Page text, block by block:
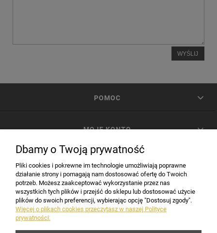
WYŚLIJ
POMOC
MOJE KONTO
INFORMACJE
Dbamy o Twoją prywatność
Pliki cookies i pokrewne im technologie umożliwiają poprawne
działanie strony i pomagają nam dostosować ofertę do Twoich
potrzeb. Możesz zaakceptować wykorzystanie przez nas
wszystkich tych plików i przejść do sklepu lub dostosować użycie
plików do swoich preferencji, wybierając opcję "Dostosuj zgody".
Więcej o plikach cookies przeczytasz w naszej Polityce
prywatności.